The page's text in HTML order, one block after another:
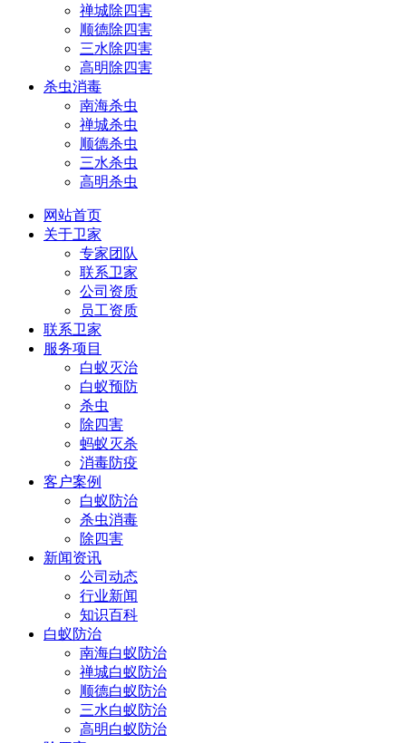
禅城除四害
顺德除四害
三水除四害
高明除四害
杀虫消毒
南海杀虫
禅城杀虫
顺德杀虫
三水杀虫
高明杀虫
网站首页
关于卫家
专家团队
联系卫家
公司资质
员工资质
联系卫家
服务项目
白蚁灭治
白蚁预防
杀虫
除四害
蚂蚁灭杀
消毒防疫
客户案例
白蚁防治
杀虫消毒
除四害
新闻资讯
公司动态
行业新闻
知识百科
白蚁防治
南海白蚁防治
禅城白蚁防治
顺德白蚁防治
三水白蚁防治
高明白蚁防治